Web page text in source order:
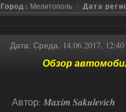
Город: Мелитополь Дата
Дата: Среда, 14.06.2017,
Обзор
Автор: Maxim Sakulevich